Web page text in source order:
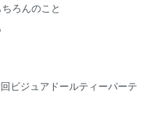
ろんのこと
ビジュアドールティーパーテ